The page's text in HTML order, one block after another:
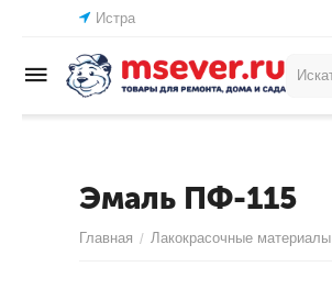
Истра
Эмаль ПФ-115
Главная / Лакокрасочные материалы